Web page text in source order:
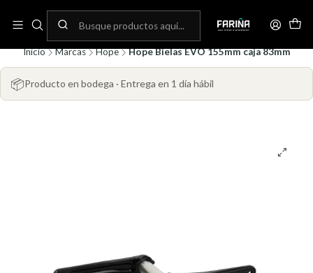
Envíos gratis por compras sobre 80.000! (No aplica para bicicletas)
Inicio Marcas Hope Hope Bielas EVO 155mm caja 83mm
📦Producto en bodega · Entrega en 1 día hábil